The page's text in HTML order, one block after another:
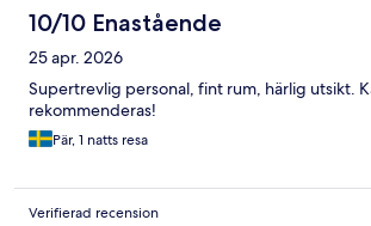
10/10 Enastående
25 apr. 2026
Supertrevlig personal, fint rum, härlig utsikt.
rekommenderas!
Pär, 1 natts resa
Verifierad recension